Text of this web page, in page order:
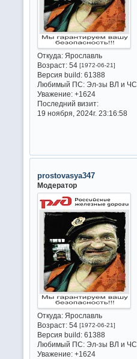
Откуда:Ярославль
Возраст:54 [1972-06-21]
Версия build:61388
Любимый ПС:Эл-зы ВЛ и ЧС
Уважение: +1624
Последний визит:
19 ноября, 2024г. 23:16:58
prostovasya347
Модератор
Откуда:Ярославль
Возраст:54 [1972-06-21]
Версия build:61388
Любимый ПС:Эл-зы ВЛ и ЧС
Уважение: +1624